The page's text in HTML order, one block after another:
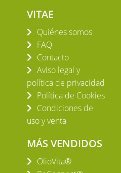
VITAE
Quiénes somos
FAQ
Contacto
Aviso legal y
política de privacidad
Política de Cookies
Condiciones de
uso y venta
MÁS VENDIDOS
OlioVita®